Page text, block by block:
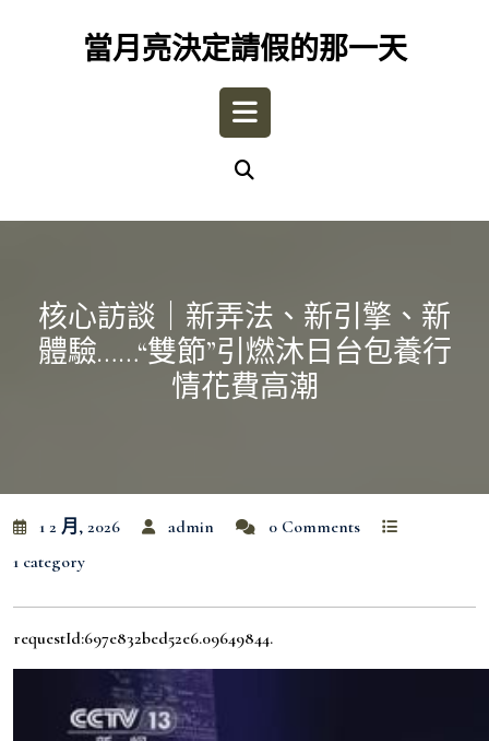
當月亮決定請假的那一天
Open
核心訪談｜新弄法、新引擎、新
體驗……“雙節”引燃沐日台包養行
情花費高潮
1 2 月, 2026 admin
0 Comments
1 category
requestId:697e832bed52e6.09649844.